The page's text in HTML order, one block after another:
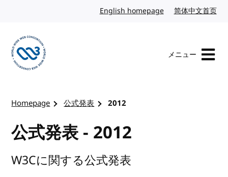
English homepage英語简体中文首页中
メニュー
Homepage 公式発表 2012
公式発表 - 2012
W3Cに関する公式発表